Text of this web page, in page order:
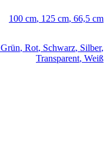
100 cm, 125 cm, 66,5 cm
Grün, Rot, Schwarz, Silber,
Transparent, Weiß